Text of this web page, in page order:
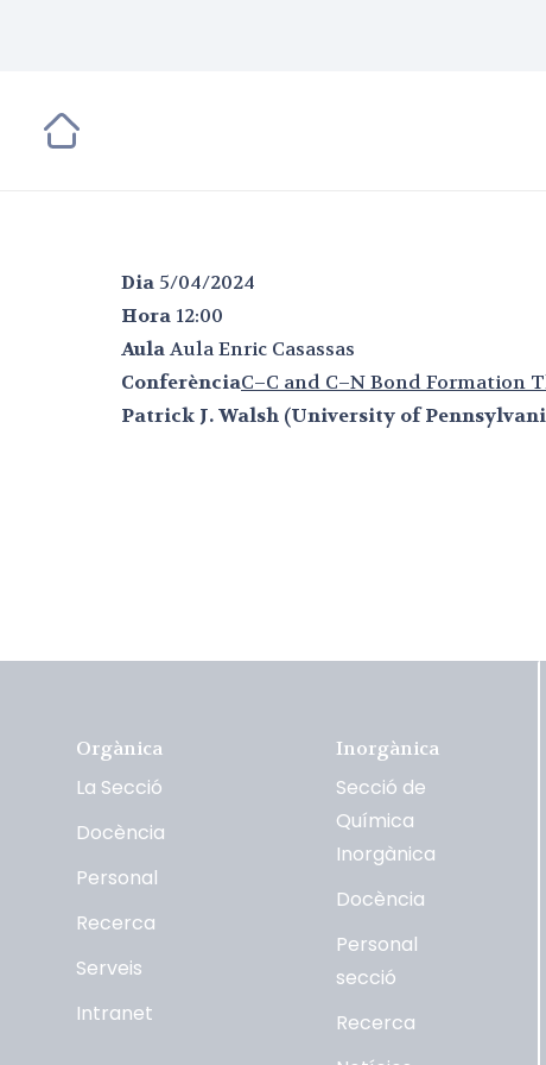
Dia5/04/2024
Hora 12:00
AulaAula Enric Casassas
ConferènciaC–C and C–N Bond Formation
Patrick J. Walsh (University of
Orgànica
La Secció
Docència
Personal
Recerca
Serveis
Intranet
Inorgànica
Secció de
Química
Inorgànica
Docència
Personal
secció
Recerca